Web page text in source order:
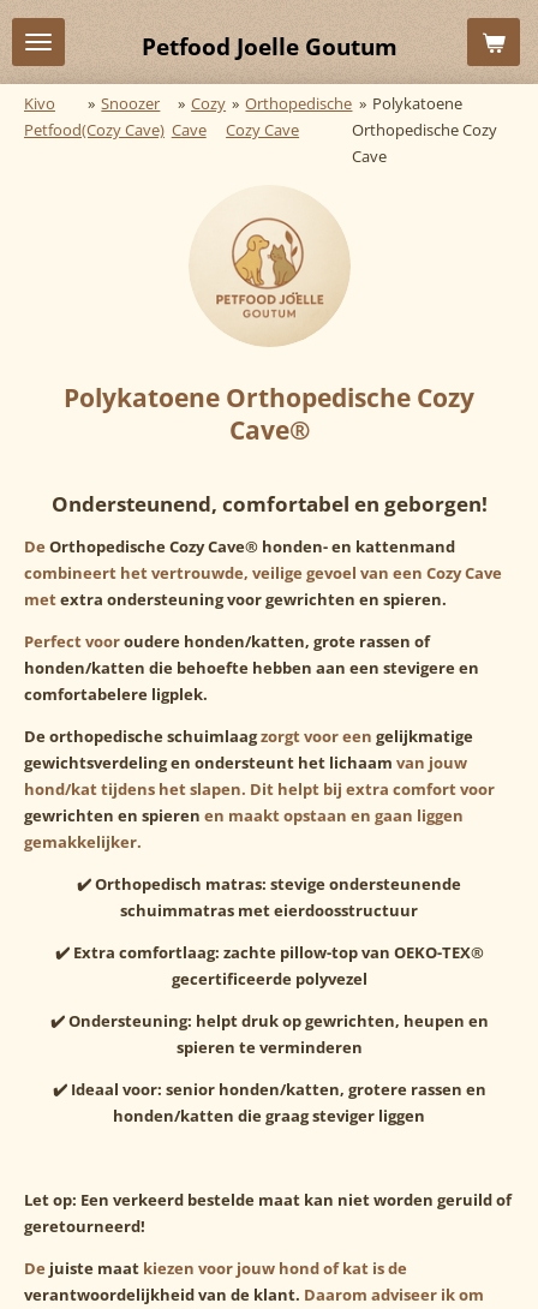
Ga
direct
de
hoofdinhoud
Petfood Joelle Goutum
Kivo
Petfood
» Snoozer
(Cozy Cave)
» Cozy
Cave
» Orthopedische
Cozy Cave
» Polykatoene
Orthopedische Cozy
Cave
Polykatoene Orthopedische Cozy
Cave®
Ondersteunend, comfortabel en geborgen!
De Orthopedische Cozy Cave® honden- en kattenmand
combineert het vertrouwde, veilige gevoel van een Cozy Cave
metextra ondersteuning voor gewrichten en spieren.
Perfect vooroudere honden/katten, grote rassen of
honden/katten die behoefte hebben aan een stevigere en
comfortabelere ligplek.
De orthopedische schuimlaagzorgt voor een gelijkmatige
gewichtsverdeling en ondersteunt het lichaam van jouw
hond/kat tijdens het slapen. Dit helpt bij extra comfort voor
gewrichten en spieren en maakt opstaan en gaan liggen
gemakkelijker.
✔️ Orthopedisch matras: stevige ondersteunende
schuimmatras met eierdoosstructuur
✔️ Extra comfortlaag: zachte pillow-top van OEKO-TEX®
gecertificeerde polyvezel
✔️ Ondersteuning: helpt druk op gewrichten, heupen en
spieren te verminderen
✔️ Ideaal voor: senior honden/katten, grotere rassen en
honden/katten die graag steviger liggen
Let op: Een verkeerd bestelde maat kan niet worden geruild of
geretourneerd!
De juiste maat kiezen voor jouw hond of kat is de
verantwoordelijkheid van de klant. Daarom adviseer ik om